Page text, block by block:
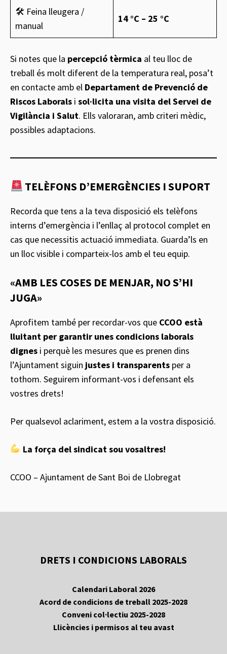
🛠 Feina lleugera /
manual
14 °C – 25 °C
Si notes que la percepció tèrmica al teu lloc de
treball és molt diferent de la temperatura real, posa’t
en contacte amb el Departament de Prevenció de
Riscos Laborals i sol·licita una visita del Servei de
Vigilància i Salut. Ells valoraran, amb criteri mèdic,
possibles adaptacions.
TELÈFONS D’EMERGÈNCIES I SUPORT
Recorda que tens a la teva disposició els telèfons
interns d’emergència i l’enllaç al protocol complet en
cas que necessitis actuació immediata. Guarda’ls en
un lloc visible i comparteix-los amb el teu equip.
«AMB LES COSES DE MENJAR, NO S’HI
JUGA»
Aprofitem també per recordar-vos que CCOO està
lluitant per garantir unes condicions laborals
dignes i perquè les mesures que es prenen dins
l’Ajuntament siguin justes i transparents per a
tothom. Seguirem informant-vos i defensant els
vostres drets!
Per qualsevol aclariment, estem a la vostra disposició.
La força del sindicat sou vosaltres!
CCOO – Ajuntament de Sant Boi de Llobregat
DRETS I CONDICIONS LABORALS
Calendari Laboral 2026
Acord de condicions de treball 2025-2028
Conveni col·lectiu 2025-2028
Llicències i permisos al teu avast